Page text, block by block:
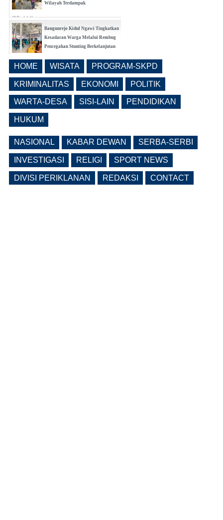
Wilayah Terdampak
(0 Reply(s))
Bangunrejo Kidul Ngawi Tingkatkan
Kesadaran Warga Melalui Rembug
Pencegahan Stunting Berkelanjutan
Ngawi Fokus di Eks Rumdin Wakil
Bupati
(0 Reply(s))
HOME WISATA PROGRAM-SKPD
KRIMINALITAS EKONOMI POLITIK
WARTA-DESA SISI-LAIN PENDIDIKAN
HUKUM
NASIONAL KABAR DEWAN SERBA-SERBI
INVESTIGASI RELIGI SPORT NEWS
DIVISI PERIKLANAN REDAKSI CONTACT